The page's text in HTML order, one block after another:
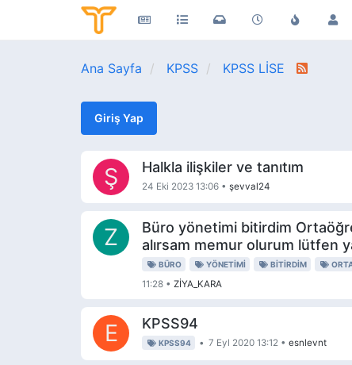
Ana Sayfa KPSS KPSS LİSE
Giriş Yap
Ş Halkla ilişkiler ve tanıtım
24 Eki 2023 13:06 • şevval24
Z
Büro yönetimi bitirdim
alırsam memur olurum lütfen
BÜRO YÖNETIMI BITIRDIM
11:28 • ZİYA_KARA
E KPSS94
KPSS94 • 7 Eyl 2020 13:12 • esnlevnt